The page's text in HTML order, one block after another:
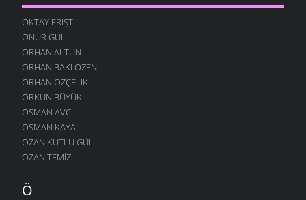
NE KÖYÜ TANIR, NE DE KÜLTÜRÜNÜ
13 OCAK 2009
DINLE BENI OĞULCAN
11 OCAK 2009
FILISTIN İÇIN UYAN
7 OCAK 2009
AĞLARDI
7 OCAK 2009
KÖYÜMÜ TANI
7 OCAK 2009
OKTAY ERIŞTI
ONUR GÜL
ORHAN ALTUN
ORHAN BAKI ÖZEN
ORHAN ÖZÇELIK
ORKUN BÜYÜK
OSMAN AVCI
OSMAN KAYA
OZAN KUTLU GÜL
OZAN TEMIZ
Ö